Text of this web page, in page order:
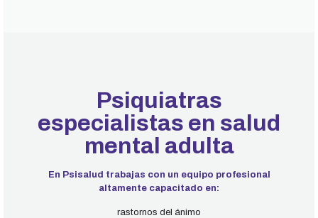
Psiquiatras
especialistas en salud
mental adulta
En Psisalud trabajas con un equipo profesional
altamente capacitado en:
rastornos del ánimo